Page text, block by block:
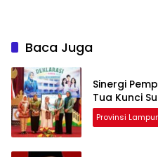
Baca Juga
Sinergi
Tua Kunci
Provinsi